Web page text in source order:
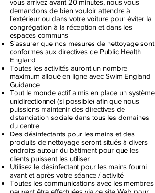
vous arrivez avant 20 minutes, nous vous
demandons de bien vouloir attendre à
l'extérieur ou dans votre voiture pour éviter la
congrégation à la réception et dans les
espaces communs
S'assurer que nos mesures de nettoyage sont
conformes aux directives de Public Health
England
Toutes les activités auront un nombre
maximum alloué en ligne avec Swim England
Guidance
Tout le monde actif a mis en place un système
unidirectionnel (si possible) afin que nous
puissions maintenir des directives de
distanciation sociale dans tous les domaines
du centre
Des désinfectants pour les mains et des
produits de nettoyage seront situés à divers
endroits autour du bâtiment pour que les
clients puissent les utiliser
Utilisez le désinfectant pour les mains fourni
avant et après votre séance / activité
Toutes les communications avec les membres
peuvent être effectuées via ce site Web pour